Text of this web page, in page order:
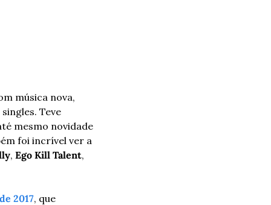
música nova,
Teve
mesmo novidade
foi incrível ver a
, Ego Kill Talent,
2017, que